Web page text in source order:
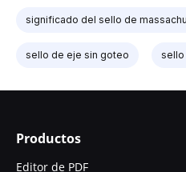
significado del sello de
sello de eje sin goteo sello
Productos
Editor de PDF